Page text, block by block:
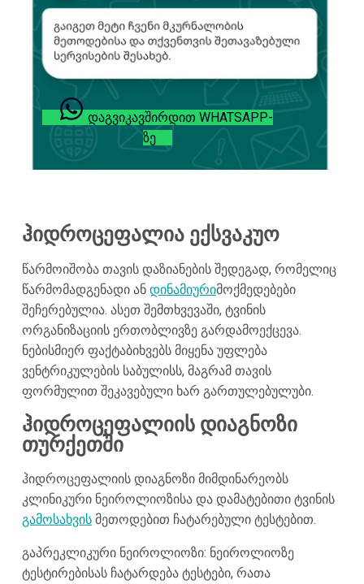
ᲓᲐᲒᲕᲘᲙᲐᲕᲨᲘᲠᲓᲘᲗ WHATSAPP-
ᲖᲔ
ჰიდროცეფალია ექსვაკუო
წარმოიშობა თავის დაზიანების შედეგად, რომელიც
წარმომადგენადი ან დინამიურიმოქმედებები
შეჩერებულია. ასეთ შემთხვევაში, ტვინის
ორგანიზაციის ერთობლივზე გარდამოექცევა.
ნებისმიერ ფაქტაბიხვებს მიყენა უფლება
ვენტრიკულების საბულისს, მაგრამ თავის
ფორმულით შეკავებული ხარ გართულებულუბი.
ჰიდროცეფალიის დიაგნოზი
თურქეთში
ჰიდროცეფალიის დიაგნოზი მიმდინარეობს
კლინიკური ნეიროლიოზისა და დამატებითი ტვინის
გამოსახვისმეთოდებით ჩატარებული ტესტებით.
გაპრეკლიკური ნეიროლიოზი: ნეიროლიოზე
ტესტირებისას ჩატარდება ტესტები, რათა